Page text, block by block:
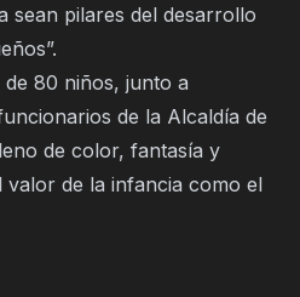
sean pilares del desarrollo
80 niños, junto a
de la Alcaldía de
de color, fantasía y
de la infancia como el